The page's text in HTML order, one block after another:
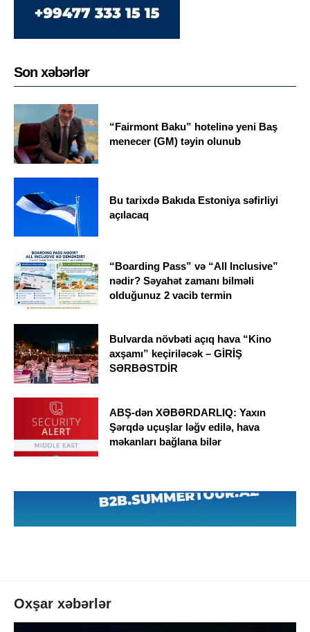
Son xəbərlər
“Fairmont Baku” hotelinə yeni Baş
menecer (GM) təyin olunub
Bu tarixdə Bakıda Estoniya səfirliyi
açılacaq
“Boarding Pass” və “All Inclusive”
nədir? Səyahət zamanı bilməli
olduğunuz 2 vacib termin
Bulvarda növbəti açıq hava “Kino
axşamı” keçiriləcək – GİRİŞ
SƏRBƏSTDİR
ABŞ-dən XƏBƏRDARLIQ: Yaxın
Şərqdə uçuşlar ləğv edilə, hava
məkanları bağlana bilər
Oxşar xəbərlər